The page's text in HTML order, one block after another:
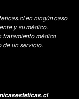
en ningún caso
y su médico.
tratamiento médico
de un servicio.